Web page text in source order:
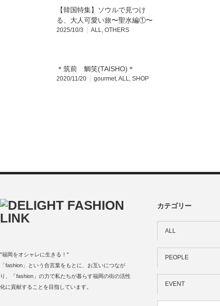
【韓国特集】ソウルで見つけ
る、大人可愛い旅〜聖水編①〜
2025/10/3 ALL, OTHERS
＊筑前 鯛笑(TAISHO)＊
2020/11/20 gourmet,ALL, SHOP
カテゴリー
ALL
PEOPLE
EVENT
"福岡をオシャレに生きる！"
「fashion」という合言葉をもとに、お互いにつなが
り、「fashion」の力で私たちが暮らす福岡の街の活性
化に貢献することを目指しています。